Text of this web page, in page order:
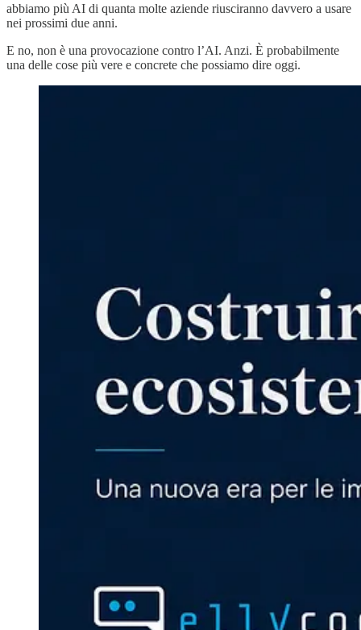
abbiamo più AI di quanta molte aziende riusciranno davvero a usare
nei prossimi due anni.
E no, non è una provocazione contro l’AI. Anzi. È probabilmente
una delle cose più vere e concrete che possiamo dire oggi.